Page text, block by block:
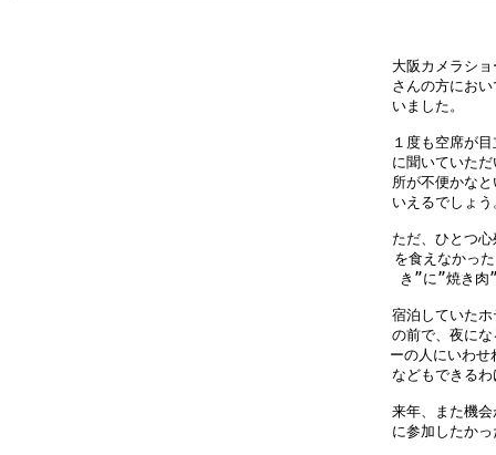
大阪カメラシ
さんの方にお
い
１度も空席が
に聞いていた
所が不便かな
いえ
ただ、ひとつ
を食えなかっ
き”に”焼き
宿泊していた
の前で、夜に
ーの人にいわ
などもで
来年、また機